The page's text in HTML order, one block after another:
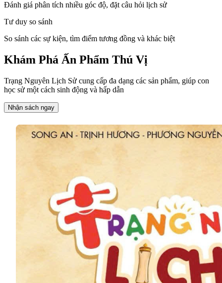
Đánh giá phân tích nhiều góc độ, đặt câu hỏi lịch sử
Tư duy so sánh
So sánh các sự kiện, tìm điểm tương đồng và khác biệt
Khám Phá Ấn Phẩm Thú Vị
Trạng Nguyên Lịch Sử cung cấp đa dạng các sản phẩm, giúp con
học sử một cách sinh động và hấp dẫn
Nhận sách ngay